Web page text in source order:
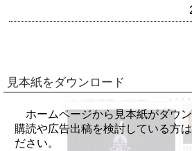
見本紙をダウンロード
ホームページから見本紙がダウ
購読や広告出稿を検討している方
ださい。